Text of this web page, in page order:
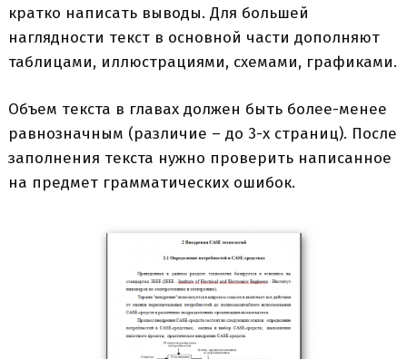
кратко написать выводы. Для большей
наглядности текст в основной части дополняют
таблицами, иллюстрациями, схемами, графиками.
Объем текста в главах должен быть более-менее
равнозначным (различие – до 3-х страниц). После
заполнения текста нужно проверить написанное
на предмет грамматических ошибок.